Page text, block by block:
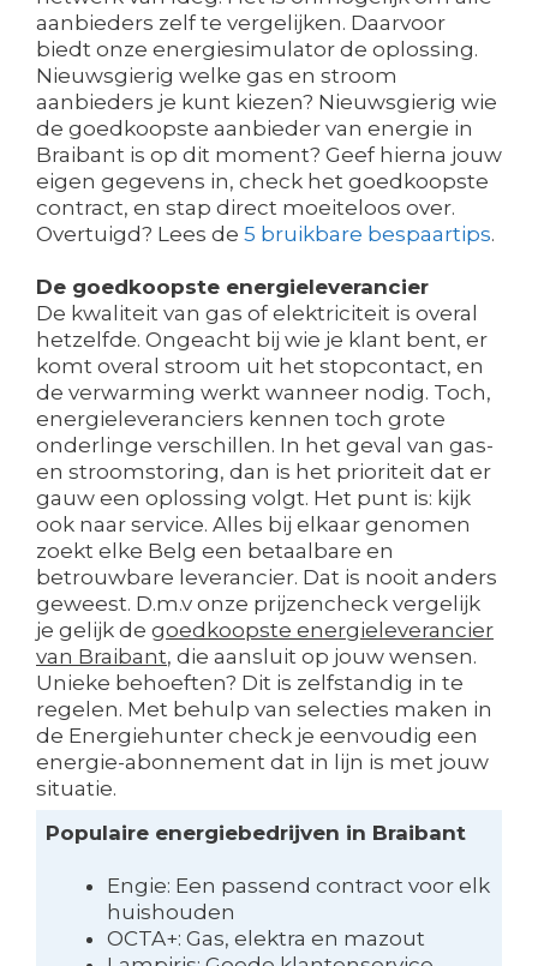
aanbieders zelf te vergelijken. Daarvoor
biedt onze energiesimulator de oplossing.
Nieuwsgierig welke gas en stroom
aanbieders je kunt kiezen? Nieuwsgierig wie
de goedkoopste aanbieder van energie in
Braibant is op dit moment? Geef hierna jouw
eigen gegevens in, check het goedkoopste
contract, en stap direct moeiteloos over.
Overtuigd? Lees de 5 bruikbare bespaartips.
De goedkoopste energieleverancier
De kwaliteit van gas of elektriciteit is overal
hetzelfde. Ongeacht bij wie je klant bent, er
komt overal stroom uit het stopcontact, en
de verwarming werkt wanneer nodig. Toch,
energieleveranciers kennen toch grote
onderlinge verschillen. In het geval van gas-
en stroomstoring, dan is het prioriteit dat er
gauw een oplossing volgt. Het punt is: kijk
ook naar service. Alles bij elkaar genomen
zoekt elke Belg een betaalbare en
betrouwbare leverancier. Dat is nooit anders
geweest. D.m.v onze prijzencheck vergelijk
je gelijk de goedkoopste energieleverancier
van Braibant, die aansluit op jouw wensen.
Unieke behoeften? Dit is zelfstandig in te
regelen. Met behulp van selecties maken in
de Energiehunter check je eenvoudig een
energie-abonnement dat in lijn is met jouw
situatie.
Populaire energiebedrijven in Braibant
Engie: Een passend contract voor elk
huishouden
OCTA+: Gas, elektra en mazout